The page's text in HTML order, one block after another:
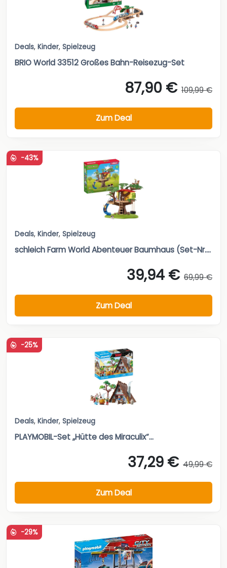
Deals, Kinder, Spielzeug
BRIO World 33512 Großes Bahn-Reisezug-Set
87,90 € 109,99 €
Zum Deal
-43%
Deals, Kinder, Spielzeug
schleich Farm World Abenteuer Baumhaus (Set-Nr....
39,94 € 69,99 €
Zum Deal
-25%
Deals, Kinder, Spielzeug
PLAYMOBIL-Set „Hütte des Miraculix“...
37,29 € 49,99 €
Zum Deal
-29%